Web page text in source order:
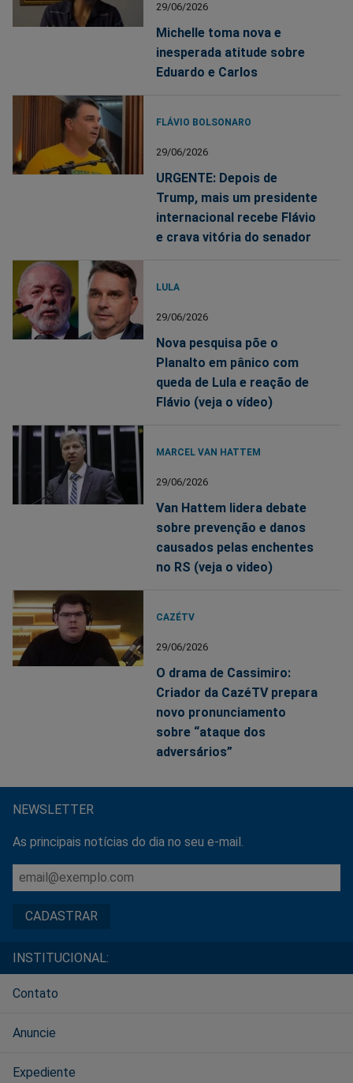
29/06/2026
Michelle toma nova e
inesperada atitude sobre
Eduardo e Carlos
FLÁVIO BOLSONARO
29/06/2026
URGENTE: Depois de
Trump, mais um presidente
internacional recebe Flávio
e crava vitória do senador
LULA
29/06/2026
Nova pesquisa põe o
Planalto em pânico com
queda de Lula e reação de
Flávio (veja o vídeo)
MARCEL VAN HATTEM
29/06/2026
Van Hattem lidera debate
sobre prevenção e danos
causados pelas enchentes
no RS (veja o video)
CAZÉTV
29/06/2026
O drama de Cassimiro:
Criador da CazéTV prepara
novo pronunciamento
sobre “ataque dos
adversários”
NEWSLETTER
As principais notícias do dia no seu e-mail.
INSTITUCIONAL:
Contato
Anuncie
Expediente